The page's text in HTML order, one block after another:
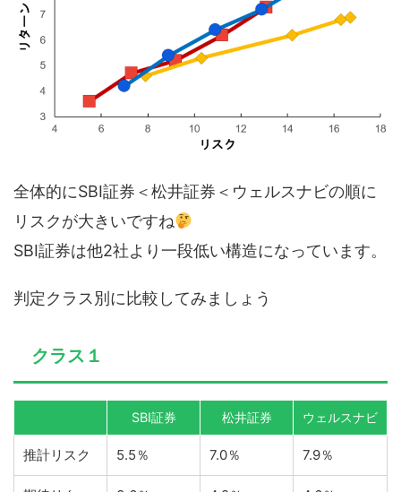
全体的にSBI証券＜松井証券＜ウェルスナビの順に
リスクが大きいですね
SBI証券は他2社より一段低い構造になっています。
判定クラス別に比較してみましょう
クラス１
SBI証券 松井証券 ウェルスナビ
推計リスク 5.5％ 7.0％ 7.9％